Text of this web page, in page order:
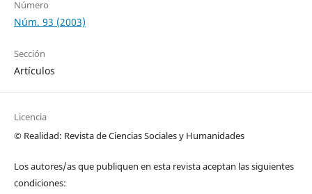
Número
Núm. 93 (2003)
Sección
Artículos
Licencia
© Realidad: Revista de Ciencias Sociales y Humanidades
Los autores/as que publiquen en esta revista aceptan las siguientes
condiciones: